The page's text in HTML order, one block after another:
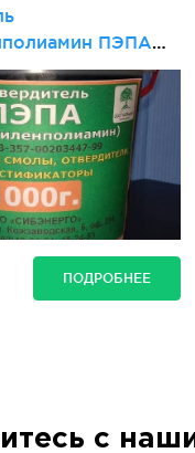
ПЭПА
00203447-99
ПОДРОБНЕЕ
с